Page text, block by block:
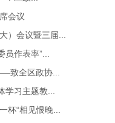
会议
）会议暨三届...
员作表率”...
致全区政协...
学习主题教...
杯“相见恨晚...